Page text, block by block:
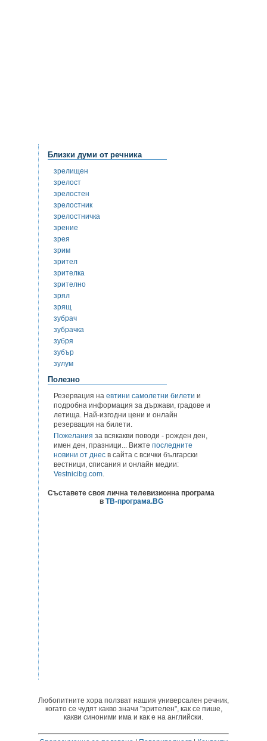
Близки думи от речника
зрелищен
зрелост
зрелостен
зрелостник
зрелостничка
зрение
зрея
зрим
зрител
зрителка
зрително
зрял
зрящ
зубрач
зубрачка
зубря
зубър
зулум
Полезно
Резервация на евтини самолетни билети и
подробна информация за държави, градове и
летища. Най-изгодни цени и онлайн
резервация на билети.
Пожелания за всякакви поводи - рожден ден,
имен ден, празници... Вижте последните
новини от днес в сайта с всички български
вестници, списания и онлайн медии:
Vestnicibg.com.
Съставете своя лична телевизионна програма
в ТВ-програма.BG
Любопитните хора ползват нашия универсален речник,
когато се чудят какво значи "зрителен", как се пише,
какви синоними има и как е на английски.